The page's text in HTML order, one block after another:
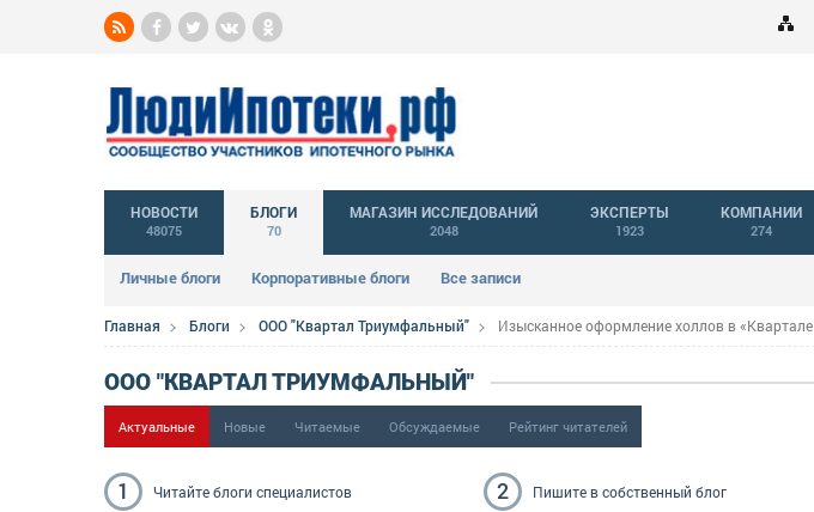
НОВОСТИ
48075
БЛОГИ
70
Личные блоги Корпоративные блоги Все записи
МАГАЗИН ИССЛЕДОВАНИЙ
2048
ЭКСПЕРТЫ
1923
КОМПАНИИ
274
Главная Блоги ООО "Квартал Триумфальный" Изысканное оформление холлов в
ООО "КВАРТАЛ ТРИУМФАЛЬНЫЙ"
Актуальные Новые Читаемые Обсуждаемые Рейтинг читателей
1 Читайте блоги специалистов 2 Пишитев собственный блог